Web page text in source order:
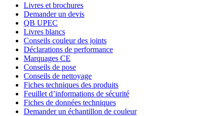
Livres et brochures
Demander un devis
QB UPEC
Livres blancs
Conseils couleur des joints
Déclarations de performance
Marquages CE
Conseils de pose
Conseils de nettoyage
Fiches techniques des produits
Feuillet d’informations de sécurité
Fiches de données techniques
Demander un échantillon de couleur